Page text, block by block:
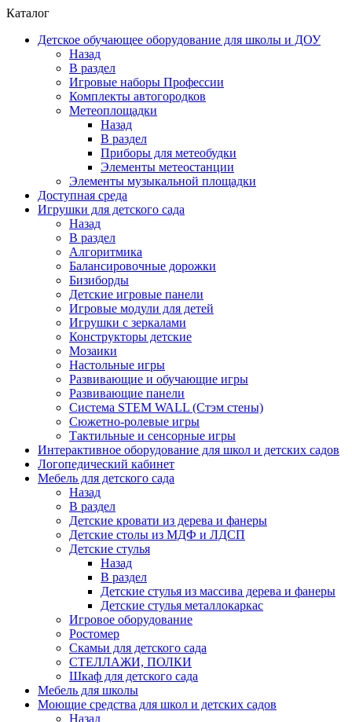
Каталог
Детское обучающее оборудование для школы и ДОУ
Назад
В раздел
Игровые наборы Профессии
Комплекты автогородков
Метеоплощадки
Назад
В раздел
Приборы для метеобудки
Элементы метеостанции
Элементы музыкальной площадки
Доступная среда
Игрушки для детского сада
Назад
В раздел
Алгоритмика
Балансировочные дорожки
Бизиборды
Детские игровые панели
Игровые модули для детей
Игрушки с зеркалами
Конструкторы детские
Мозаики
Настольные игры
Развивающие и обучающие игры
Развивающие панели
Система STEM WALL (Cтэм стены)
Сюжетно-ролевые игры
Тактильные и сенсорные игры
Интерактивное оборудование для школ и детских садов
Логопедический кабинет
Мебель для детского сада
Назад
В раздел
Детские кровати из дерева и фанеры
Детские столы из МДФ и ЛДСП
Детские стулья
Назад
В раздел
Детские стулья из массива дерева и фанеры
Детские стулья металлокаркас
Игровое оборудование
Ростомер
Скамьи для детского сада
СТЕЛЛАЖИ, ПОЛКИ
Шкаф для детского сада
Мебель для школы
Моющие средства для школ и детских садов
Назад